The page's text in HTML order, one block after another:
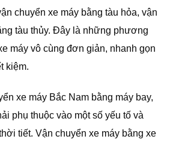
chuyển xe máy bằng tàu hỏa, vận
tàu thủy. Đây là những phương
máy vô cùng đơn giản, nhanh gọn
kiệm.
xe máy Bắc Nam bằng máy bay,
phụ thuộc vào một số yếu tố và
tiết. Vận chuyển xe máy bằng xe